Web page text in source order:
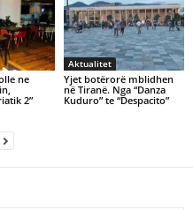
ne
2”
Aktualitet
Yjet botërorë mblidhen
në Tiranë. Nga “Danza
Kuduro” te “Despacito”